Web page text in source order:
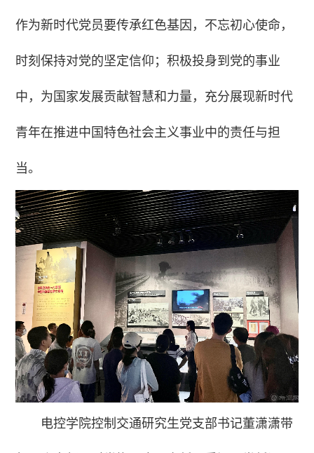
作为新时代党员要传承红色基因，不忘初心使命，
时刻保持对党的坚定信仰；积极投身到党的事业
中，为国家发展贡献智慧和力量，充分展现新时代
青年在推进中国特色社会主义事业中的责任与担
当。
电控学院控制交通研究生党支部书记董潇潇带